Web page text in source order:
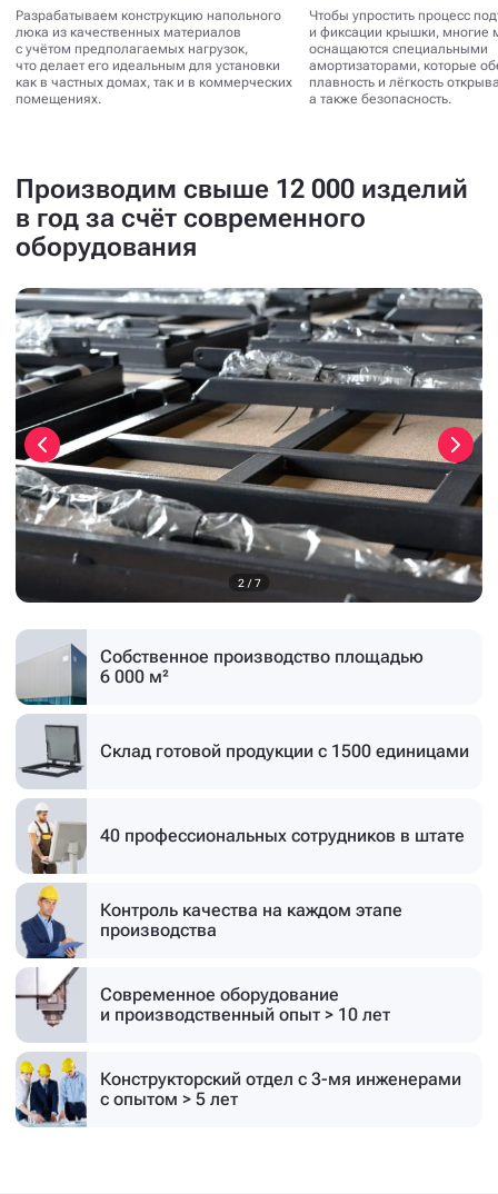
Разрабатываем конструкцию напольного
люка из качественных материалов
с учётом предполагаемых нагрузок,
что делает его идеальным для установки
как в частных домах, так и в коммерческих
помещениях.
Чтобы упростить процесс
и фиксации крышки, многие
оснащаются специальными
амортизаторами, которые
плавность и лёгкость
а также безопасность.
Производим свыше 12 000 изделий
в год за счёт современного
оборудования
3 / 7
Собственное производство площадью
6 000 м²
Склад готовой продукции с 1500 единицами
40 профессиональных сотрудников в штате
Контроль качества на каждом этапе
производства
Современное оборудование
и производственный опыт > 10 лет
Конструкторский отдел с 3-мя инженерами
с опытом > 5 лет